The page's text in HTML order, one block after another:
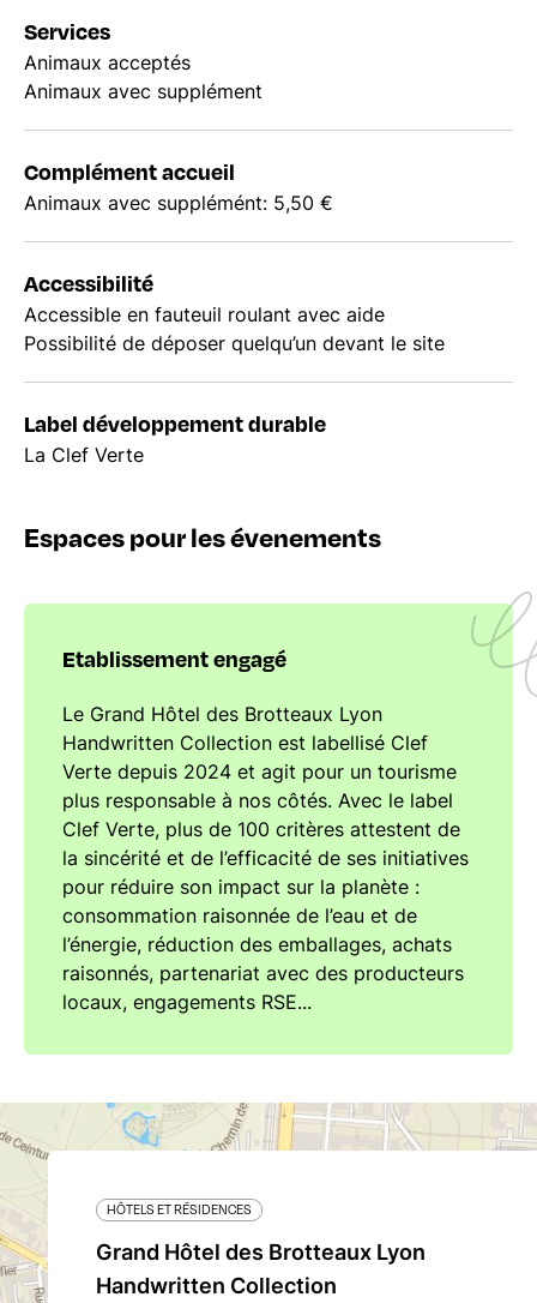
Services
Animaux acceptés
Animaux avec supplément
Complément accueil
Animaux avec supplémént: 5,50 €
Accessibilité
Accessible en fauteuil roulant avec aide
Possibilité de déposer quelqu’un devant le site
Label développement durable
La Clef Verte
Espaces pour les évenements
Etablissement engagé
Le Grand Hôtel des Brotteaux Lyon
Handwritten Collection est labellisé Clef
Verte depuis 2024 et agit pour un tourisme
plus responsable à nos côtés. Avec le label
Clef Verte, plus de 100 critères attestent de
la sincérité et de l’efficacité de ses initiatives
pour réduire son impact sur la planète :
consommation raisonnée de l’eau et de
l’énergie, réduction des emballages, achats
raisonnés, partenariat avec des producteurs
locaux, engagements RSE...
HÔTELS ET RÉSIDENCES
Grand Hôtel des Brotteaux Lyon
Handwritten Collection